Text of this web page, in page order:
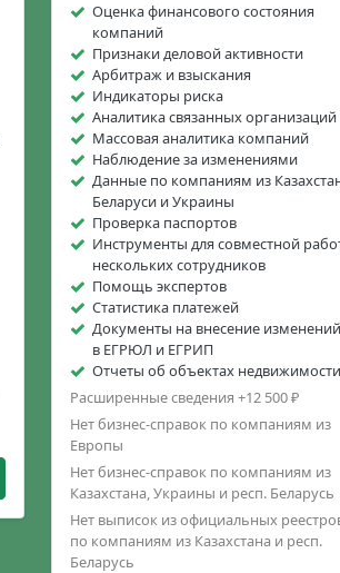
Оценка финансового состояния
компаний
Признаки деловой активности
Арбитраж и взыскания
Индикаторы риска
Аналитика связанных организаций
Массовая аналитика компаний
Наблюдение за изменениями
Данные по компаниям из
Беларуси и Украины
Проверка паспортов
Инструменты для совместной
нескольких сотрудников
Помощь экспертов
Статистика платежей
Документы на внесение изменений
в ЕГРЮЛ и ЕГРИП
Отчеты об объектах недвижимости
Расширенные сведения +12 500 ₽
Нет бизнес-справок по компаниям из
Европы
Нет бизнес-справок по компаниям из
Казахстана, Украины и респ. Беларусь
Нет выписок из официальных
по компаниям из Казахстана и респ.
Беларусь